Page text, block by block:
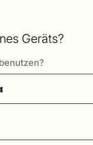
Geräts?